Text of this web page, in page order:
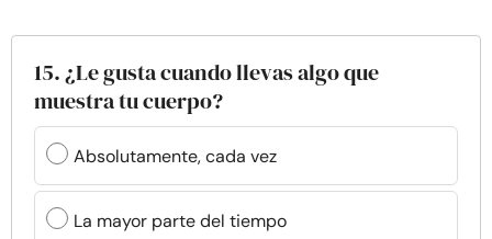
15. ¿Le gusta cuando llevas algo que
muestra tu cuerpo?
Absolutamente, cada vez
La mayor parte del tiempo